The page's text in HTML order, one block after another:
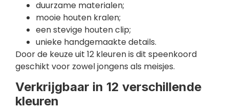
duurzame materialen;
mooie houten kralen;
een stevige houten clip;
unieke handgemaakte details.
Door de keuze uit 12 kleuren is dit speenkoord
geschikt voor zowel jongens als meisjes.
Verkrijgbaar in 12 verschillende
kleuren